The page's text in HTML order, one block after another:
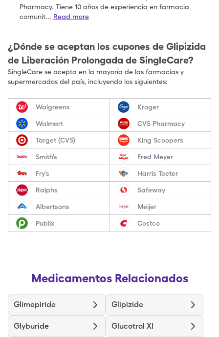
Pharmacy. Tiene 10 años de experiencia en farmacia
comunit... Read more
¿Dónde se aceptan los cupones de Glipizida
de Liberación Prolongada de SingleCare?
SingleCare se acepta en la mayoría de las farmacias y
supermercados del país, incluyendo los siguientes:
Walgreens Kroger
Walmart CVS Pharmacy
Target (CVS) King Scoopers
Smith’s Fred Meyer
Fry’s Harris Teeter
Ralphs Safeway
Albertsons Meijer
Publix Costco
Medicamentos Relacionados
Glimepiride Glipizide
Glyburide Glucotrol Xl